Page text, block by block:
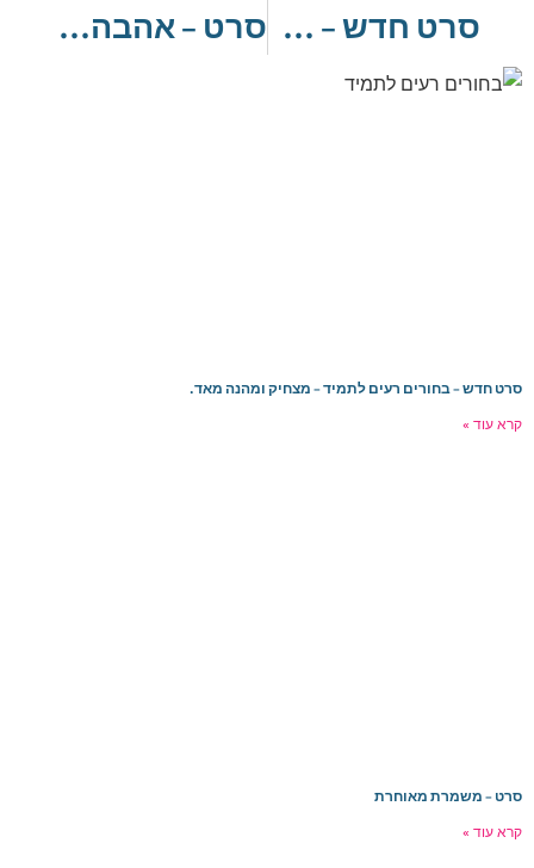
סרט חדש – קיארה סרט – אהבה בשחקים: מאווריק
סרט חדש – בחורים רעים לתמיד – מצחיק ומהנה מאד.
קרא עוד »
סרט – משמרת מאוחרת
קרא עוד »